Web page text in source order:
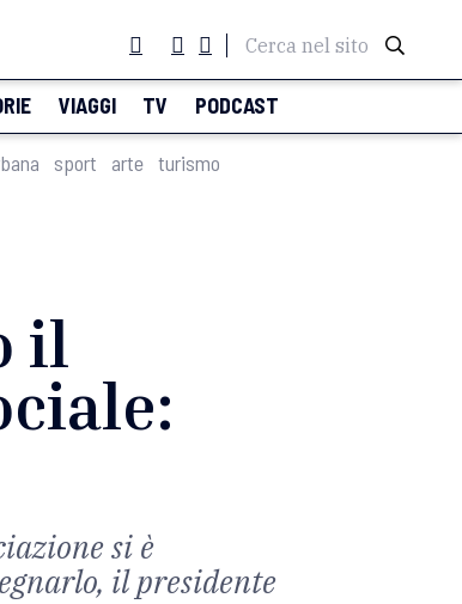
Cerca nel sito
VIAGGI TV PODCAST
sport arte turismo
il
si è
il presidente